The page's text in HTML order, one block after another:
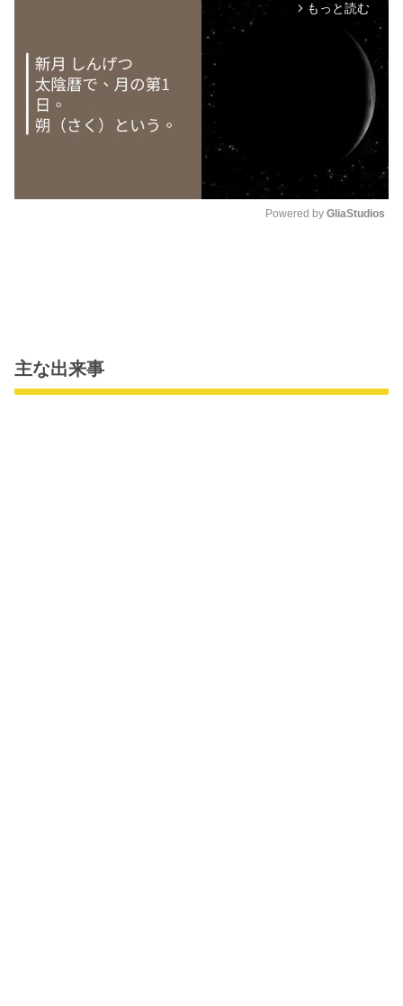
arrow_forward_ios もっと読む
Powered by GliaStudios
主な出来事